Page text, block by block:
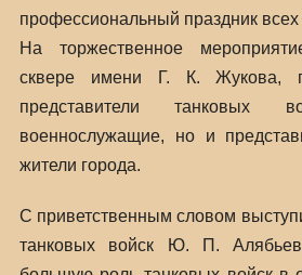
профессиональный праздник всех
На торжественное
сквере имени Г. К. Жукова,
представители танковых
военнослужащие, но и
жители города.
С приветственным словом
танковых войск Ю. П.